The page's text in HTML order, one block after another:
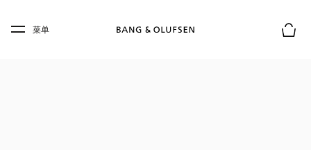
Skip to main footer
菜单